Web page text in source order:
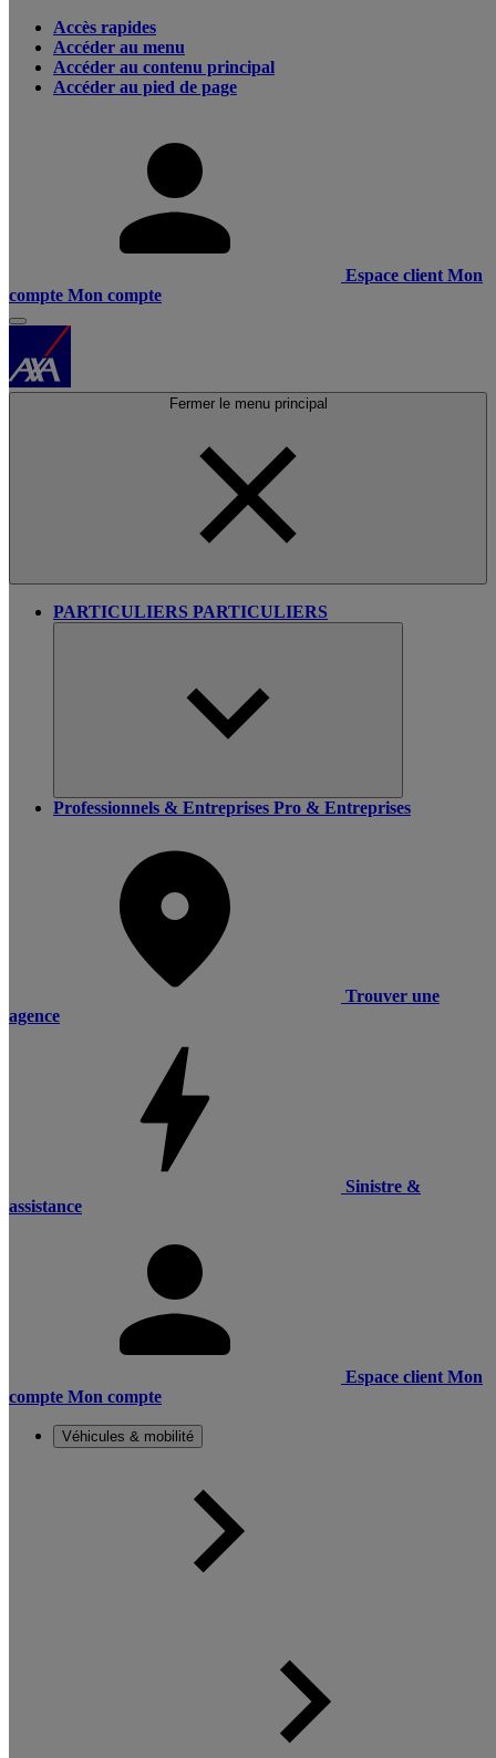
Accès rapides
Accéder au menu
Accéder au contenu principal
Accéder au pied de page
Espace client Mon
compte Mon compte
Fermer le menu principal
PARTICULIERS PARTICULIERS
Professionnels & Entreprises Pro & Entreprises
Trouver une
agence
Sinistre &
assistance
Espace client Mon
compte Mon compte
Véhicules & mobilité